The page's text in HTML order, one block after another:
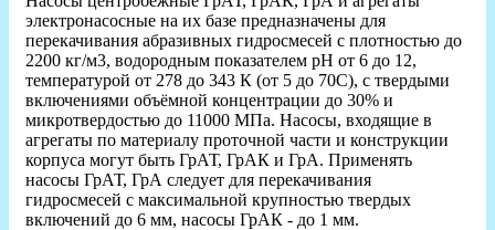
электронасосные на их базе предназначены для
перекачивания абразивных гидросмесей с плотностью до
2200 кг/м3, водородным показателем рН от 6 до 12,
температурой от 278 до 343 К (от 5 до 70С), с твердыми
включениями объёмной концентрации до 30% и
микротвердостью до 11000 МПа. Насосы, входящие в
агрегаты по материалу проточной части и конструкции
корпуса могут быть ГрАТ, ГрАК и ГрА. Применять
насосы ГрАТ, ГрА следует для перекачивания
гидросмесей с максимальной крупностью твердых
включений до 6 мм, насосы ГрАК - до 1 мм.